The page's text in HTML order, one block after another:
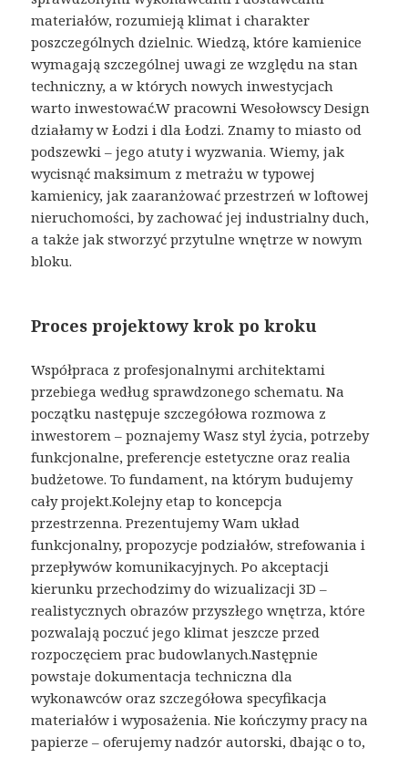
materiałów, rozumieją klimat i charakter
poszczególnych dzielnic. Wiedzą, które kamienice
wymagają szczególnej uwagi ze względu na stan
techniczny, a w których nowych inwestycjach
warto inwestować.W pracowni Wesołowscy Design
działamy w Łodzi i dla Łodzi. Znamy to miasto od
podszewki – jego atuty i wyzwania. Wiemy, jak
wycisnąć maksimum z metrażu w typowej
kamienicy, jak zaaranżować przestrzeń w loftowej
nieruchomości, by zachować jej industrialny duch,
a także jak stworzyć przytulne wnętrze w nowym
bloku.
Proces projektowy krok po kroku
Współpraca z profesjonalnymi architektami
przebiega według sprawdzonego schematu. Na
początku następuje szczegółowa rozmowa z
inwestorem – poznajemy Wasz styl życia, potrzeby
funkcjonalne, preferencje estetyczne oraz realia
budżetowe. To fundament, na którym budujemy
cały projekt.Kolejny etap to koncepcja
przestrzenna. Prezentujemy Wam układ
funkcjonalny, propozycje podziałów, strefowania i
przepływów komunikacyjnych. Po akceptacji
kierunku przechodzimy do wizualizacji 3D –
realistycznych obrazów przyszłego wnętrza, które
pozwalają poczuć jego klimat jeszcze przed
rozpoczęciem prac budowlanych.Następnie
powstaje dokumentacja techniczna dla
wykonawców oraz szczegółowa specyfikacja
materiałów i wyposażenia. Nie kończymy pracy na
papierze – oferujemy nadzór autorski, dbając o to,